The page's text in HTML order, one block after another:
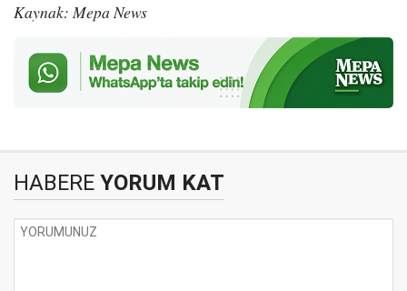
Kaynak: Mepa News
HABERE YORUM KAT